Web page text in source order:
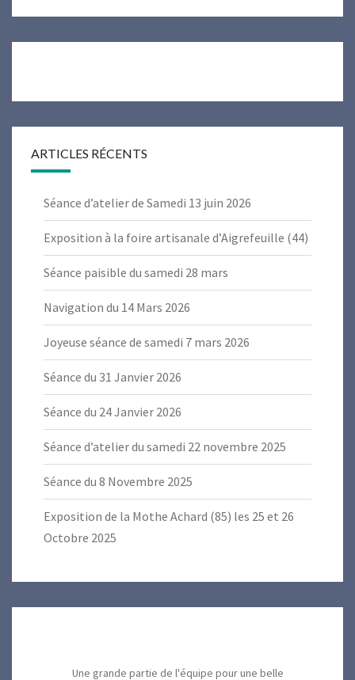
ARTICLES RÉCENTS
Séance d’atelier de Samedi 13 juin 2026
Exposition à la foire artisanale d’Aigrefeuille (44)
Séance paisible du samedi 28 mars
Navigation du 14 Mars 2026
Joyeuse séance de samedi 7 mars 2026
Séance du 31 Janvier 2026
Séance du 24 Janvier 2026
Séance d’atelier du samedi 22 novembre 2025
Séance du 8 Novembre 2025
Exposition de la Mothe Achard (85) les 25 et 26
Octobre 2025
Une grande partie de l'équipe pour une belle